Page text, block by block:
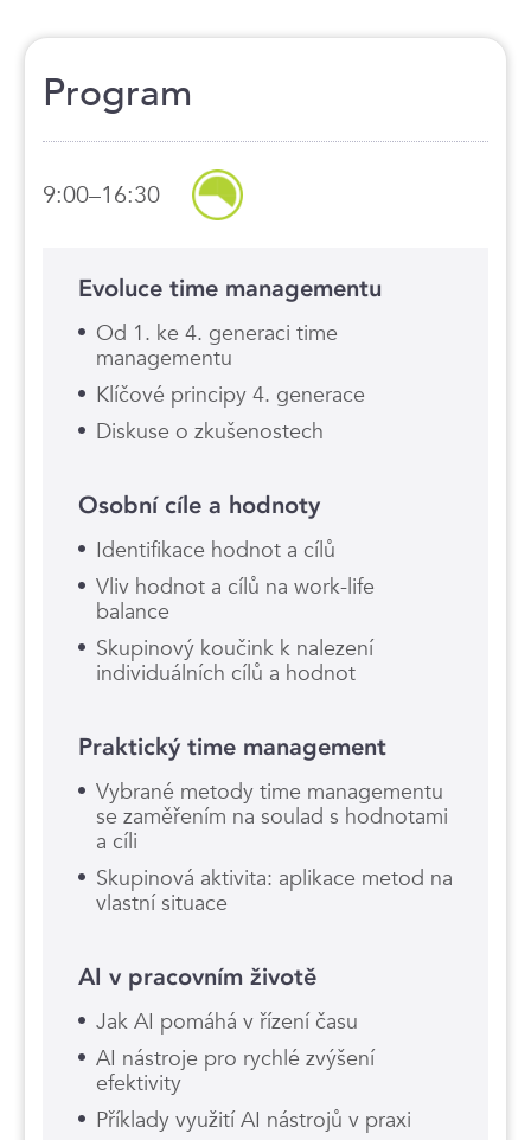
Program
9:00–16:30
Evoluce time managementu
Od 1. ke 4. generaci time
managementu
Klíčové principy 4. generace
Diskuse o zkušenostech
Osobní cíle a hodnoty
Identifikace hodnot a cílů
Vliv hodnot a cílů na work-life
balance
Skupinový koučink k nalezení
individuálních cílů a hodnot
Praktický time management
Vybrané metody time managementu
se zaměřením na soulad s hodnotami
a cíli
Skupinová aktivita: aplikace metod na
vlastní situace
AI v pracovním životě
Jak AI pomáhá v řízení času
AI nástroje pro rychlé zvýšení
efektivity
Příklady využití AI nástrojů v praxi